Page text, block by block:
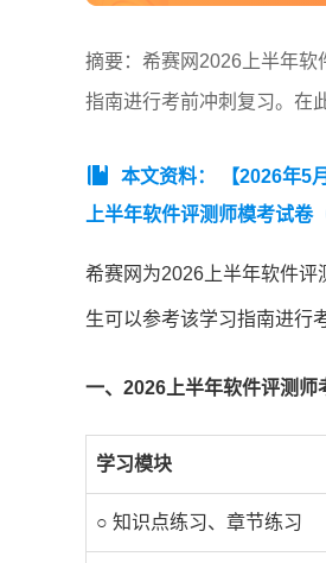
摘要：希赛网2026上半年软
指南进行考前冲刺复习。在
本文资料： 【2026年5
上半年软件评测师模考试卷
希赛网为2026上半年软件评
生可以参考该学习指南进行
一、2026上半年软件评测师
学习模块
○ 知识点练习、章节练习